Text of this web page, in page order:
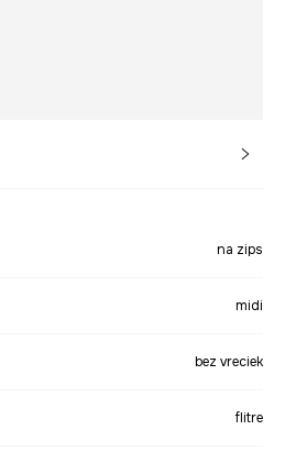
na zips
midi
bez vreciek
flitre